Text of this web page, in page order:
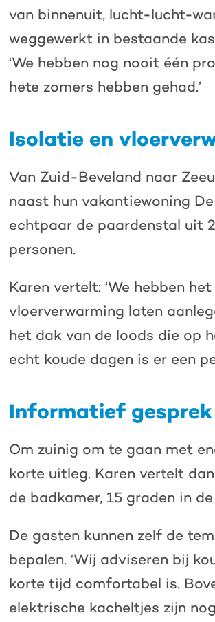
van binnenuit, lucht-lucht-
weggewerkt in bestaande
‘We hebben nog nooit één
hete zomers hebben gehad.’
Isolatie en
Van Zuid-Beveland naar
naast hun vakantiewoning
echtpaar de paardenstal uit
personen.
Karen vertelt: ‘We hebben
vloerverwarming laten
het dak van de loods die op
echt koude dagen is er een
Informatief gesprek
Om zuinig om te gaan met
korte uitleg. Karen vertelt
de badkamer, 15 graden in
De gasten kunnen zelf de
bepalen. ‘Wij adviseren bij
korte tijd comfortabel is.
elektrische kacheltjes zijn